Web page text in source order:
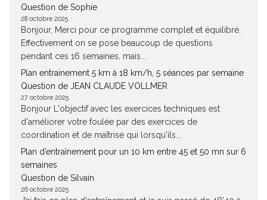
Question de Sophie
28 octobre 2025
Bonjour, Merci pour ce programme complet et équilibré.
Effectivement on se pose beaucoup de questions
pendant ces 16 semaines, mais...
Plan entrainement 5 km à 18 km/h, 5 séances par semaine
Question de JEAN CLAUDE VOLLMER
27 octobre 2025
Bonjour L'objectif avec les exercices techniques est
d'améliorer votre foulée par des exercices de
coordination et de maîtrise qui lorsqu'ils...
Plan d’entraînement pour un 10 km entre 45 et 50 mn sur 6
semaines
Question de Silvain
26 octobre 2025